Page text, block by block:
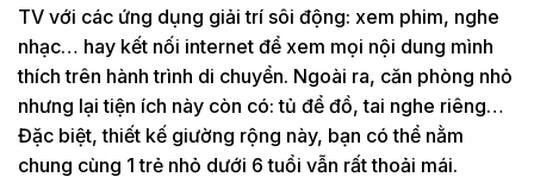
TV với các ứng dụng giải trí sôi động: xem phim, nghe
nhạc… hay kết nối internet để xem mọi nội dung mình
thích trên hành trình di chuyển. Ngoài ra, căn phòng nhỏ
nhưng lại tiện ích này còn có: tủ để đồ, tai nghe riêng…
Đặc biệt, thiết kế giường rộng này, bạn có thể nằm
chung cùng 1 trẻ nhỏ dưới 6 tuổi vẫn rất thoải mái.